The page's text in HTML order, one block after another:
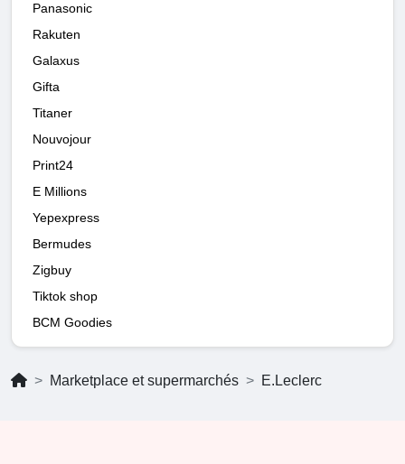
Panasonic
Rakuten
Galaxus
Gifta
Titaner
Nouvojour
Print24
E Millions
Yepexpress
Bermudes
Zigbuy
Tiktok shop
BCM Goodies
Marketplace et supermarchés E.Leclerc